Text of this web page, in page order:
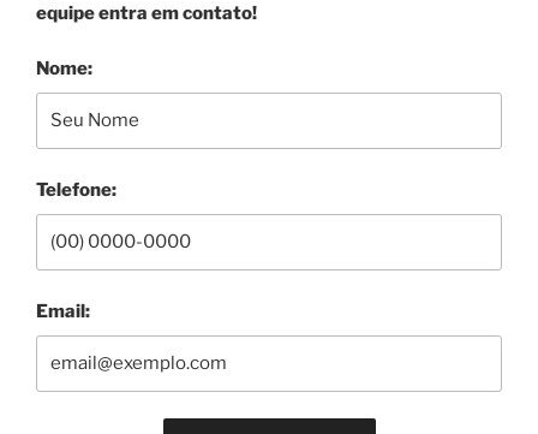
equipe entra em contato!
Nome:
Telefone:
Email: